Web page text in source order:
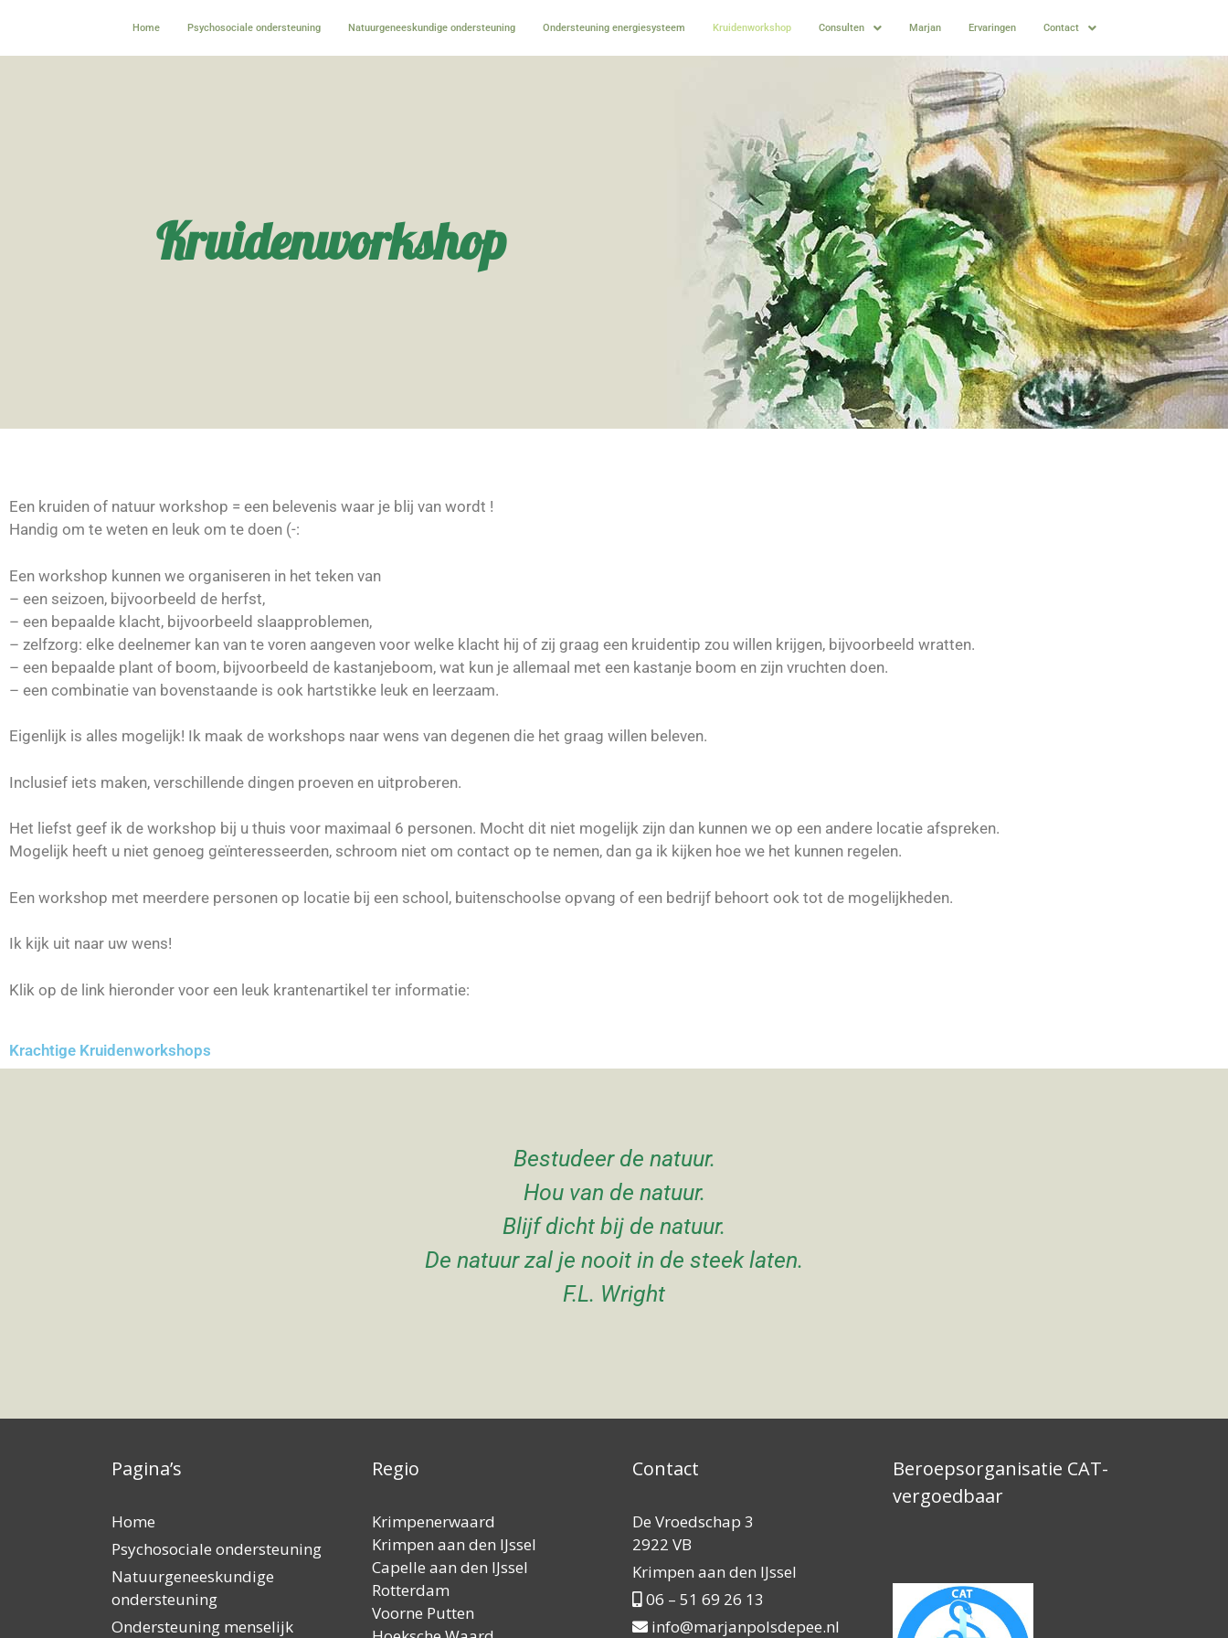
Home Psychosociale ondersteuning Natuurgeneeskundige ondersteuning Ondersteuning energiesysteem Kruidenworkshop Consulten Marjan Ervaringen Contact
Kruidenworkshop
Een kruiden of natuur workshop = een belevenis waar je blij van wordt !
Handig om te weten en leuk om te doen (-:
Een workshop kunnen we organiseren in het teken van
– een seizoen, bijvoorbeeld de herfst,
– een bepaalde klacht, bijvoorbeeld slaapproblemen,
– zelfzorg: elke deelnemer kan van te voren aangeven voor welke klacht hij of zij graag een kruidentip zou willen krijgen, bijvoorbeeld wratten.
– een bepaalde plant of boom, bijvoorbeeld de kastanjeboom, wat kun je allemaal met een kastanje boom en zijn vruchten doen.
– een combinatie van bovenstaande is ook hartstikke leuk en leerzaam.
Eigenlijk is alles mogelijk! Ik maak de workshops naar wens van degenen die het graag willen beleven.
Inclusief iets maken, verschillende dingen proeven en uitproberen.
Het liefst geef ik de workshop bij u thuis voor maximaal 6 personen. Mocht dit niet mogelijk zijn dan kunnen we op een andere locatie afspreken.
Mogelijk heeft u niet genoeg geïnteresseerden, schroom niet om contact op te nemen, dan ga ik kijken hoe we het kunnen regelen.
Een workshop met meerdere personen op locatie bij een school, buitenschoolse opvang of een bedrijf behoort ook tot de mogelijkheden.
Ik kijk uit naar uw wens!
Klik op de link hieronder voor een leuk krantenartikel ter informatie:
Krachtige Kruidenworkshops
Bestudeer de natuur.
Hou van de natuur.
Blijf dicht bij de natuur.
De natuur zal je nooit in de steek laten.
F.L. Wright
Pagina’s
Home
Psychosociale ondersteuning
Natuurgeneeskundige
ondersteuning
Ondersteuning menselijk
Regio
Krimpenerwaard
Krimpen aan den IJssel
Capelle aan den IJssel
Rotterdam
Voorne Putten
Contact
De Vroedschap 3
2922 VB
Krimpen aan den IJssel
06 – 51 69 26 13
info@marjanpolsdepee.nl
Beroepsorganisatie CAT-
vergoedbaar